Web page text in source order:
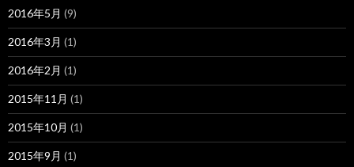
2016年5月 (9)
2016年3月 (1)
2016年2月 (1)
2015年11月 (1)
2015年10月 (1)
2015年9月 (1)